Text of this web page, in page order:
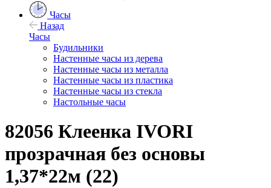
Часы
Назад
Часы
Будильники
Настенные часы из дерева
Настенные часы из металла
Настенные часы из пластика
Настенные часы из стекла
Настольные часы
82056 Клеенка IVORI
прозрачная без основы
1,37*22м (22)